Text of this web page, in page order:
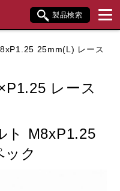
製品検索
います。
25mm(L) レース
レース
ト M8xP1.25
ク